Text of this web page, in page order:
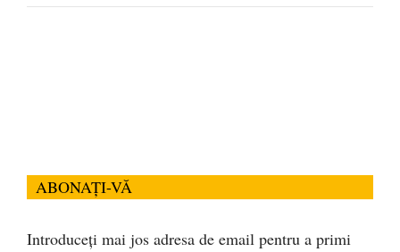
ABONAȚI-VĂ
Introduceți mai jos adresa de email pentru a primi